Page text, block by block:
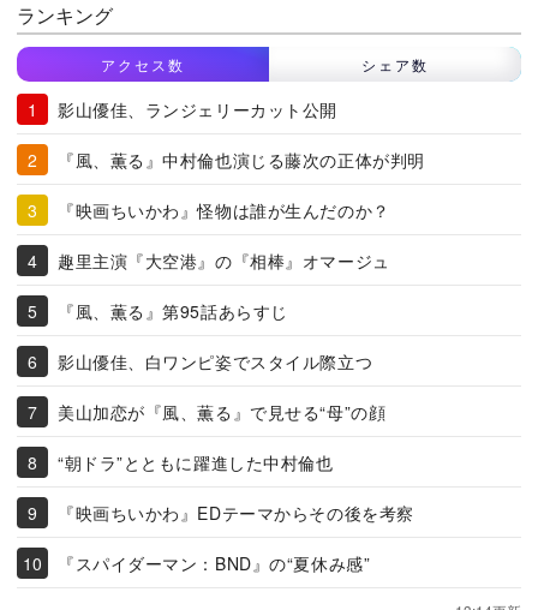
ランキング
アクセス数 シェア数
影山優佳、ランジェリーカット公開
『風、薫る』中村倫也演じる藤次の正体が判明
『映画ちいかわ』怪物は誰が生んだのか？
趣里主演『大空港』の『相棒』オマージュ
『風、薫る』第95話あらすじ
影山優佳、白ワンピ姿でスタイル際立つ
美山加恋が『風、薫る』で見せる“母”の顔
“朝ドラ”とともに躍進した中村倫也
『映画ちいかわ』EDテーマからその後を考察
『スパイダーマン：BND』の“夏休み感”